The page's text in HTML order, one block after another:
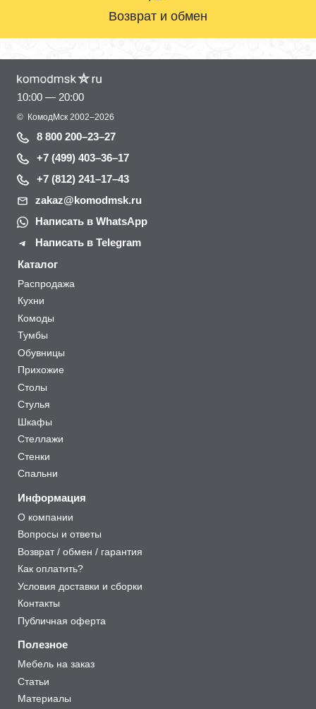
Возврат и обмен
10:00 — 20:00
© КомодМск 2002–2026
8 800 200–23–27
+7 (499) 403–36–17
+7 (812) 241–17–43
zakaz@komodmsk.ru
Написать в WhatsApp
Написать в Telegram
Каталог
Распродажа
Кухни
Комоды
Тумбы
Обувницы
Прихожие
Столы
Стулья
Шкафы
Стеллажи
Стенки
Спальни
Информация
О компании
Вопросы и ответы
Возврат / обмен / гарантия
Как оплатить?
Условия доставки и сборки
Контакты
Публичная оферта
Полезное
Мебель на заказ
Статьи
Материалы